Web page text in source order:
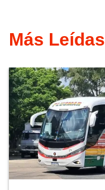
Más Leídas